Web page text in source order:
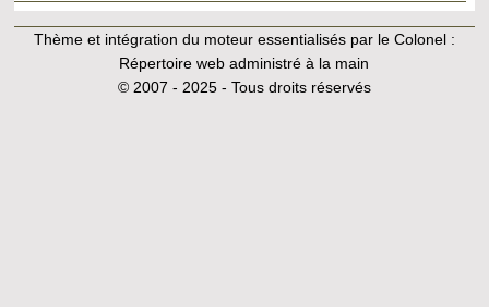
Thème et intégration du moteur essentialisés par le Colonel :
Répertoire web administré à la main
© 2007 - 2025 - Tous droits réservés